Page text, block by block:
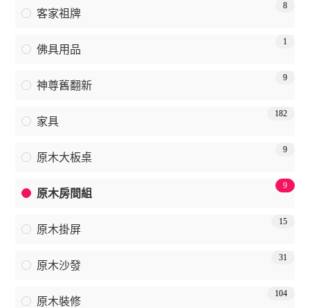
客家祖牌
8
佛具用品
1
神尊舊翻新
9
家具
182
原木大板桌
9
原木房間組
9
原木掛屏
15
原木沙發
31
原木裝修
104